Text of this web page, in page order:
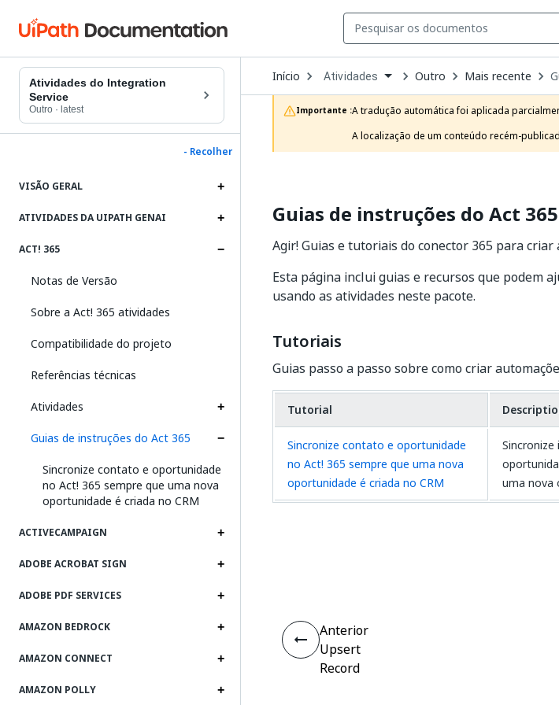
Atividades do Integration
Service
Outro · latest
- Recolher
VISÃO GERAL
ATIVIDADES DA UIPATH GENAI
ACT! 365
Notas de Versão
Sobre a Act! 365 atividades
Compatibilidade do projeto
Referências técnicas
Atividades
Guias de instruções do Act 365
Sincronize contato e oportunidade
no Act! 365 sempre que uma nova
oportunidade é criada no CRM
ACTIVECAMPAIGN
ADOBE ACROBAT SIGN
ADOBE PDF SERVICES
AMAZON BEDROCK
AMAZON CONNECT
AMAZON POLLY
Início Open
Dropdown
to
choose
product
Atividades Outro Mais recente
Importante :A tradução automática foi aplicada
A localização de um conteúdo recém-
Guias de instruções do Act 365
Agir! Guias e tutoriais do conector 365 para criar
Esta página inclui guias e recursos que podem
usando as atividades neste pacote.
Tutoriais
Guias passo a passo sobre como criar
Tutorial
Sincronize contato e oportunidade
no Act! 365 sempre que uma nova
oportunidade é criada no CRM
uma nova
Anterior
Upsert
Record